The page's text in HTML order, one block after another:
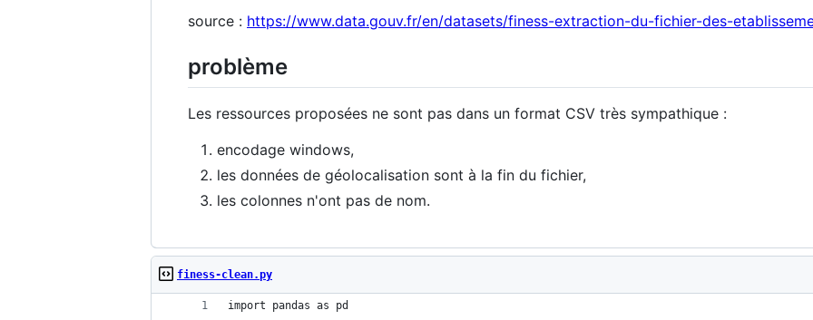
source : https://www.data.gouv.fr/en/datasets/finess-extraction-du-fichier-des-
problème
Les ressources proposées ne sont pas dans un format CSV très sympathique :
encodage windows,
les données de géolocalisation sont à la fin du fichier,
les colonnes n'ont pas de nom.
finess-clean.py
import pandas as pd